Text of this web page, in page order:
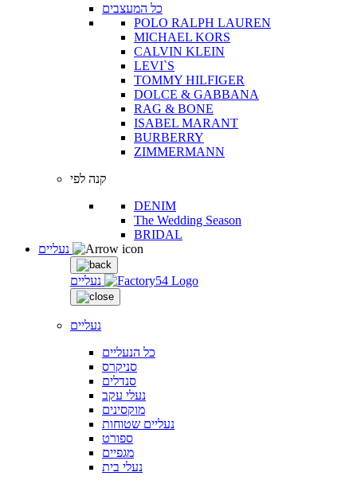
כל המעצבים
POLO RALPH LAUREN
MICHAEL KORS
CALVIN KLEIN
LEVI`S
TOMMY HILFIGER
DOLCE & GABBANA
RAG & BONE
ISABEL MARANT
BURBERRY
ZIMMERMANN
קנה לפי
DENIM
The Wedding Season
BRIDAL
נעליים
נעליים
כל הנעליים
סניקרס
סנדלים
נעלי עקב
מוקסינים
נעליים שטוחות
ספורט
מגפיים
נעלי בית